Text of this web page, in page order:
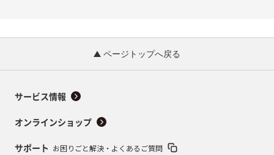
ページトップへ戻る
サービス情報
オンラインショップ
サポート お困りごと解決・よくあるご質問